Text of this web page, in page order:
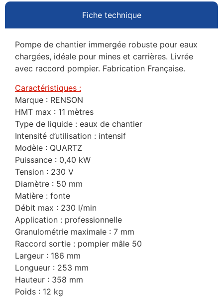
Fiche technique
Pompe de chantier immergée robuste pour eaux
chargées, idéale pour mines et carrières. Livrée
avec raccord pompier. Fabrication Française.
Caractéristiques :
Marque : RENSON
HMT max : 11 mètres
Type de liquide : eaux de chantier
Intensité d’utilisation : intensif
Modèle : QUARTZ
Puissance : 0,40 kW
Tension : 230 V
Diamètre : 50 mm
Matière : fonte
Débit max : 230 l/min
Application : professionnelle
Granulométrie maximale : 7 mm
Raccord sortie : pompier mâle 50
Largeur : 186 mm
Longueur : 253 mm
Hauteur : 358 mm
Poids : 12 kg